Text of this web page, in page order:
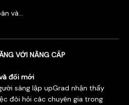
và...
VỚI NÂNG CẤP
đổi mới
sáng lập upGrad nhận thấy
đòi hỏi các chuyên gia trong